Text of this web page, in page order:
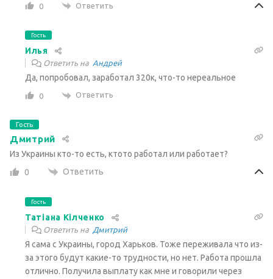
0 Ответить
Гость
Илья
Ответить на Андрей
Да, попробовал, заработал 320к, что-то нереальное
0 Ответить
Гость
Дмитрий
Из Украины кто-то есть, ктото работал или работает?
0
Ответить
Гость
Татiана Кiлченко
Ответить на Дмитрий
Я сама с Украины, город Харьков. Тоже переживала что из-
за этого будут какие-то трудности, но нет. Работа прошла
отлично. Получила выплату как мне и говорили через